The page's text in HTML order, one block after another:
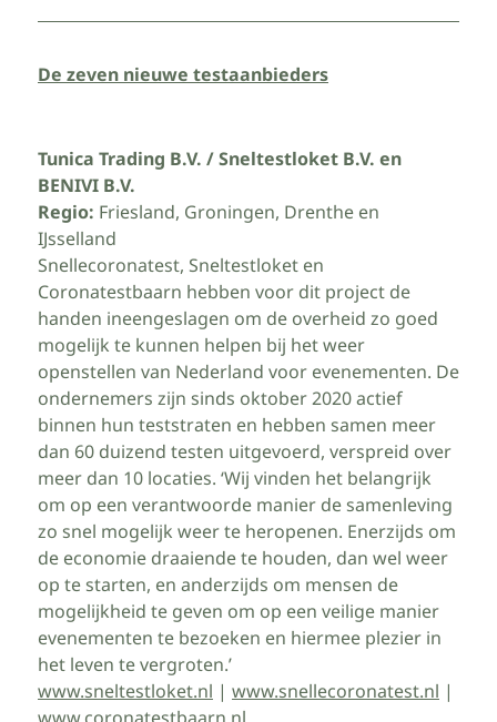
De zeven nieuwe testaanbieders
Tunica Trading B.V. / Sneltestloket B.V. en
BENIVI B.V.
Regio: Friesland, Groningen, Drenthe en
IJsselland
Snellecoronatest, Sneltestloket en
Coronatestbaarn hebben voor dit project de
handen ineengeslagen om de overheid zo goed
mogelijk te kunnen helpen bij het weer
openstellen van Nederland voor evenementen. De
ondernemers zijn sinds oktober 2020 actief
binnen hun teststraten en hebben samen meer
dan 60 duizend testen uitgevoerd, verspreid over
meer dan 10 locaties. ‘Wij vinden het belangrijk
om op een verantwoorde manier de samenleving
zo snel mogelijk weer te heropenen. Enerzijds om
de economie draaiende te houden, dan wel weer
op te starten, en anderzijds om mensen de
mogelijkheid te geven om op een veilige manier
evenementen te bezoeken en hiermee plezier in
het leven te vergroten.’
www.sneltestloket.nl | www.snellecoronatest.nl |